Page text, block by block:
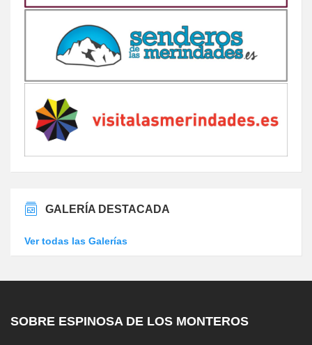
GALERÍA DESTACADA
Ver todas las Galerías
SOBRE ESPINOSA DE LOS MONTEROS